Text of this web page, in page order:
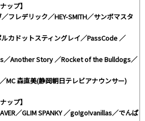
ップ】
フレデリック／HEY-SMITH／サンボマスタ
ルカドットスティングレイ／PassCode ／
／Another Story ／Rocket of the Bulldogs／
MC 森直美(静岡朝日テレビアナウンサー)
ップ】
／GLIM SPANKY ／go!go!vanillas／でんぱ